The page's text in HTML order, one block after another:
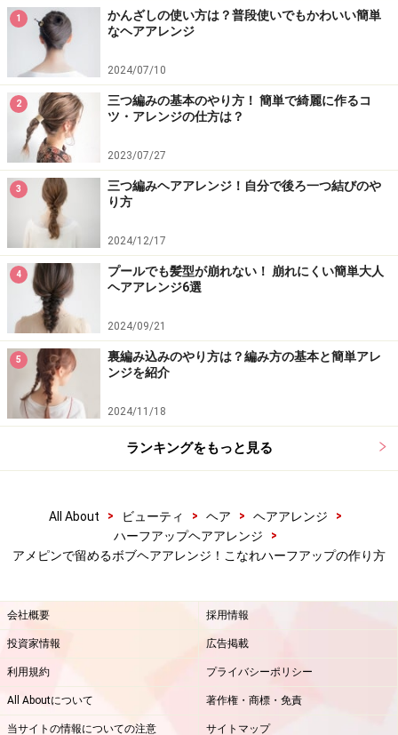
とで、サイドの髪がタイトになります。
アメピンが見えないように留める
9. 5～6の工程と同様に、右サイド～バックの残りの髪も
左側に持っていき、固定します。この際、アメピンをね
じった毛束の中に押し込むように留めると（ピンクの矢
印部分）、アメピンが見えなくなりナチュラルに仕上り
ます。
トップの髪を引き出す
10. トップの髪を指で少しずつ引っ張り、高さを出しま
す。鏡で確認して、トップに丸みのあるシルエットを作
りましょう。
アメピンのボブヘアアレンジを上手く仕上
1
かんざしの使い方は？普段使いでもかわいい簡単
なヘアアレンジ
2024/07/10
2
三つ編みの基本のやり方！ 簡単で綺麗に作るコ
ツ・アレンジの仕方は？
2023/07/27
3
三つ編みヘアアレンジ！自分で後ろ一つ結びのや
り方
2024/12/17
4
プールでも髪型が崩れない！ 崩れにくい簡単大人
ヘアアレンジ6選
2024/09/21
5
裏編み込みのやり方は？編み方の基本と簡単アレ
ンジを紹介
2024/11/18
ランキングをもっと見る
All About > ビューティ > ヘア > ヘアアレンジ
>
ハーフアップヘアアレンジ
>
アメピンで留めるボブヘアアレンジ！こなれハーフアップの作り方
会社概要 採用情報
投資家情報 広告掲載
利用規約 プライバシーポリシー
All Aboutについて 著作権・商標・免責
当サイトの情報についての注意 サイトマップ